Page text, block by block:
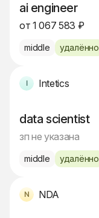
ai engineer
от 1 067 583 ₽
middle удалённо
Intetics
data scientist
зп не указана
middle удалённо
NDA